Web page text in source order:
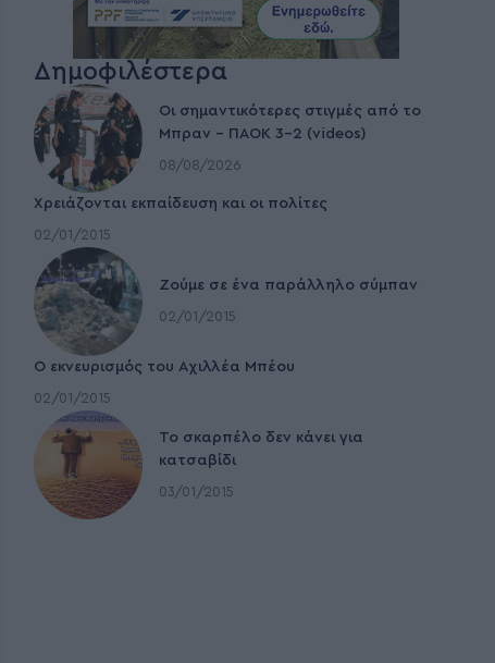
Δημοφιλέστερα
Οι σημαντικότερες στιγμές από το
Μπραν – ΠΑΟΚ 3-2 (videos)
08/08/2026
Χρειάζονται εκπαίδευση και οι πολίτες
02/01/2015
Ζούμε σε ένα παράλληλο σύμπαν
02/01/2015
Ο εκνευρισμός του Αχιλλέα Μπέου
02/01/2015
To σκαρπέλο δεν κάνει για
κατσαβίδι
03/01/2015